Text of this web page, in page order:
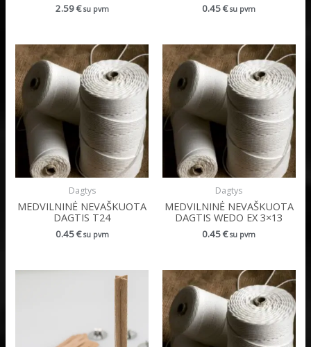
2.59€ su pvm 0.45€ su pvm
Dagtys
MEDVILNINĖ NEVAŠKUOTA
DAGTIS T24
0.45€ su pvm
Dagtys
MEDVILNINĖ NEVAŠKUOTA
DAGTIS WEDO EX 3×13
0.45€ su pvm